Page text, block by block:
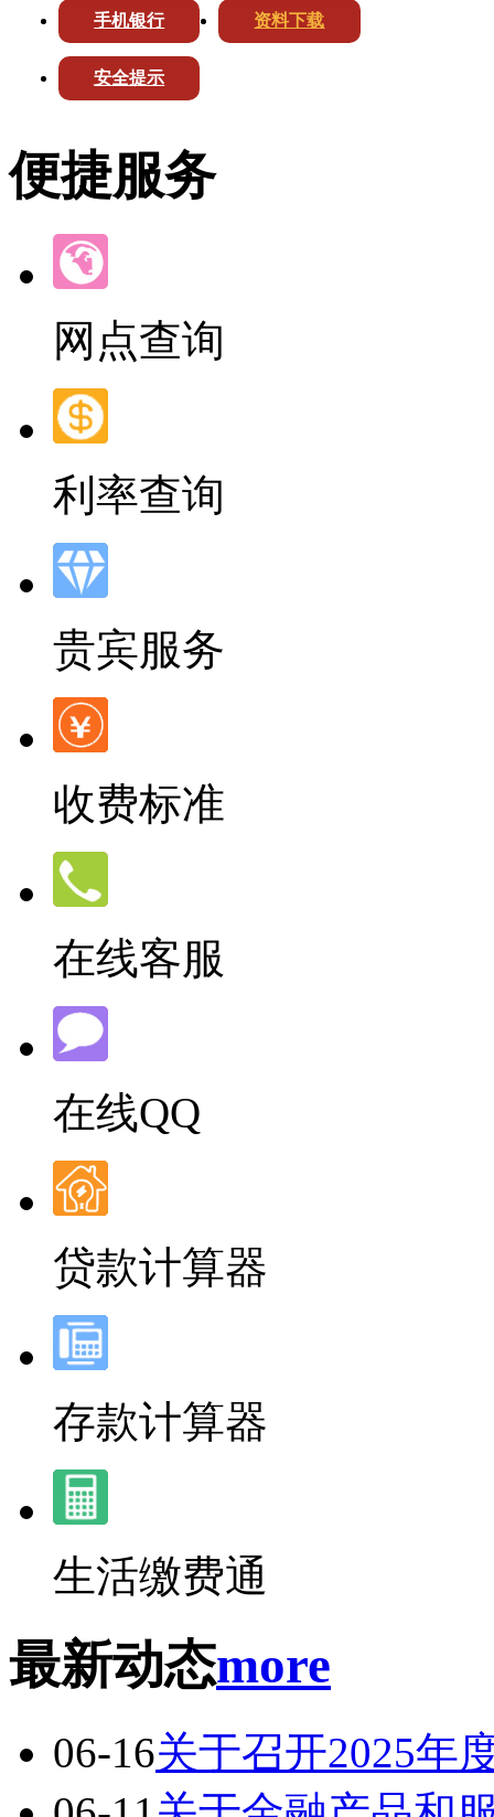
手机银行 资料下载
安全提示
便捷服务
网点查询
利率查询
贵宾服务
收费标准
在线客服
在线QQ
贷款计算器
存款计算器
生活缴费通
最新动态more
06-16关于召开2025年